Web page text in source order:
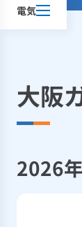
電気
大阪
2026